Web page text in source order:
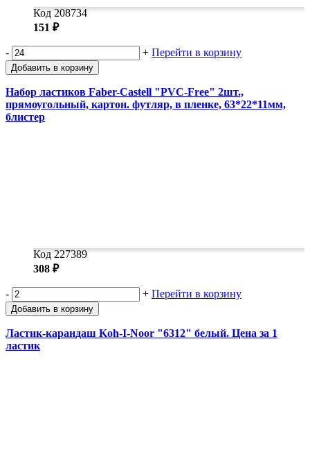
Код 208734
151 ₽
- + Перейти в корзину
Добавить в корзину
Набор ластиков Faber-Castell "PVC-Free" 2шт.,
прямоугольный, картон. футляр, в пленке, 63*22*11мм,
блистер
Код 227389
308 ₽
- + Перейти в корзину
Добавить в корзину
Ластик-карандаш Koh-I-Noor "6312" белый. Цена за 1
ластик